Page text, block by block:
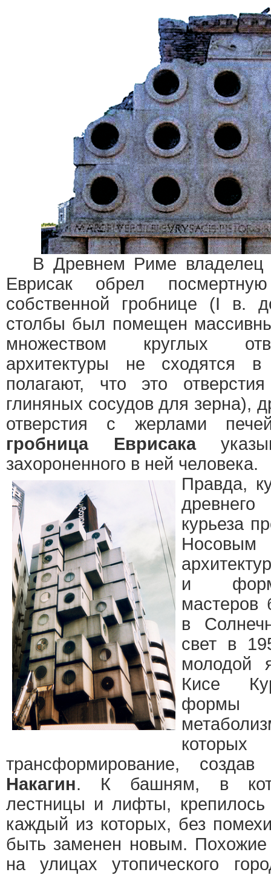
В Древнем Риме владелец
Еврисак обрел
собственной гробнице (I
столбы был помещен
множеством круглых
архитектуры не сходятся
полагают, что это
глиняных сосудов для зерна),
отверстия с жерлами
гробница Еврисака
захороненного в ней человека.
Правда,
курьеза
и
мастеров
в
свет в
молодой
Кисе
формы
которых
трансформирование, создав
Накагин. К башням, в
лестницы и лифты,
каждый из которых, без
быть заменен новым.
на улицах утопического